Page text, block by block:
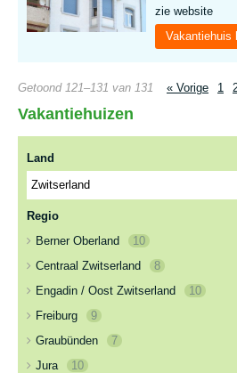
zie website
Vakantiehuis
Getoond 121–131 van 131 « Vorige 1
Vakantiehuizen
Land
Regio
Berner Oberland
10
Centraal Zwitserland
8
Engadin / Oost Zwitserland
10
Freiburg
9
Graubünden
7
Jura
10